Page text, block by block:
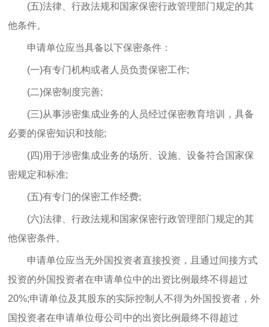
(五)法律、行政法规和国家保密行政管理部门规定的其
他条件。
申请单位应当具备以下保密条件：
(一)有专门机构或者人员负责保密工作;
(二)保密制度完善;
(三)从事涉密集成业务的人员经过保密教育培训，具备
必要的保密知识和技能;
(四)用于涉密集成业务的场所、设施、设备符合国家保
密规定和标准;
(五)有专门的保密工作经费;
(六)法律、行政法规和国家保密行政管理部门规定的其
他保密条件。
申请单位应当无外国投资者直接投资，且通过间接方式
投资的外国投资者在申请单位中的出资比例最终不得超过
20%;申请单位及其股东的实际控制人不得为外国投资者，外
国投资者在申请单位母公司中的出资比例最终不得超过